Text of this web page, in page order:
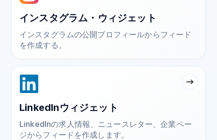
インスタグラム・ウィジェット
インスタグラムの公開プロフィールからフィード
を作成する。
LinkedInウィジェット
LinkedInの求人情報、ニュースレター、企業ペー
ジからフィードを作成します。